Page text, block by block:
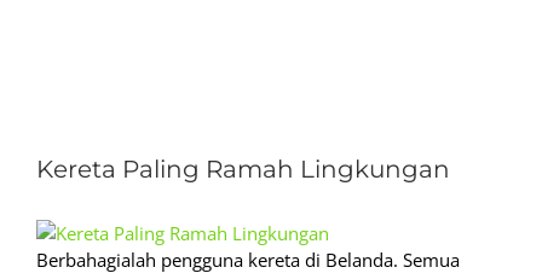
Larger
Image
Kereta Paling Ramah Lingkungan
Berbahagialah pengguna kereta di Belanda. Semua